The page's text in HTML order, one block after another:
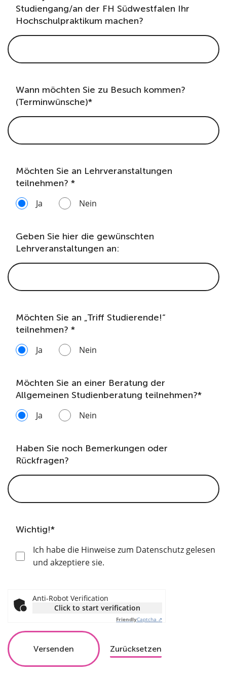
Studiengang/an der FH Südwestfalen Ihr
Hochschulpraktikum machen?
Wann möchten Sie zu Besuch kommen?
(Terminwünsche)*
Möchten Sie an Lehrveranstaltungen
teilnehmen? *
Ja
Nein
Geben Sie hier die gewünschten
Lehrveranstaltungen an:
Möchten Sie an „Triff Studierende!“
teilnehmen? *
Ja
Nein
Möchten Sie an einer Beratung der
Allgemeinen Studienberatung teilnehmen?*
Ja
Nein
Haben Sie noch Bemerkungen oder
Rückfragen?
Wichtig!*
Ich habe die Hinweise zum Datenschutz gelesen
und akzeptiere sie.
Anti-Robot Verification
Click to start verification
FriendlyCaptcha ⇗